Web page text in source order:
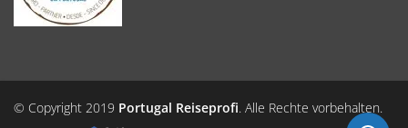
© Copyright 2019 Portugal Reiseprofi. Alle Rechte vorbehalten.